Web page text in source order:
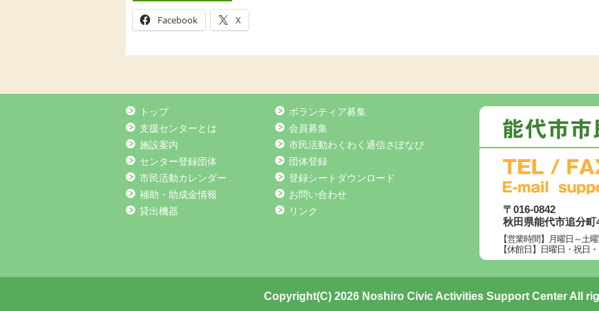
Facebook X
トップ
支援センターとは
施設案内
センター登録団体
市民活動カレンダー
補助・助成金情報
貸出機器
ボランティア募集
会員募集
市民活動わくわく通信さぽなび
団体登録
登録シートダウンロード
お問い合わせ
リンク
〒016-0842
秋田県能代市追分
【営業時間】月曜日～土
【休館日】日曜日・祝日
Copyright(C) 2026 Noshiro Civic Activities Support Center All